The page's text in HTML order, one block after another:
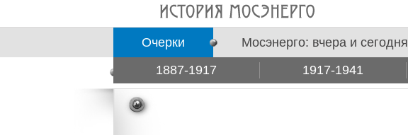
Очерки
1887-1917
1917-1941
Мосэнерго: вчера и сегодня
Подборки